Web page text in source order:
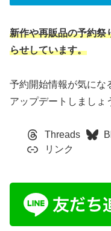
新作や再販品の予約祭
らせしています。
予約開始情報が気にな
アップデートしましょ
Threads
リンク